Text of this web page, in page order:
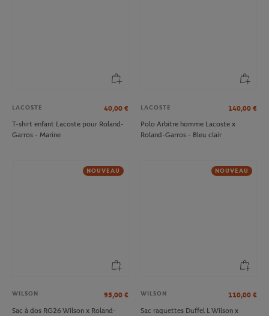
LACOSTE 40,00 €
T-shirt enfant Lacoste pour Roland-
Garros - Marine
LACOSTE 140,00 €
Polo Arbitre homme Lacoste x
Roland-Garros - Bleu clair
NOUVEAU
WILSON 95,00 €
Sac à dos RG26 Wilson x Roland-
NOUVEAU
WILSON 110,00 €
Sac raquettes Duffel L Wilson x